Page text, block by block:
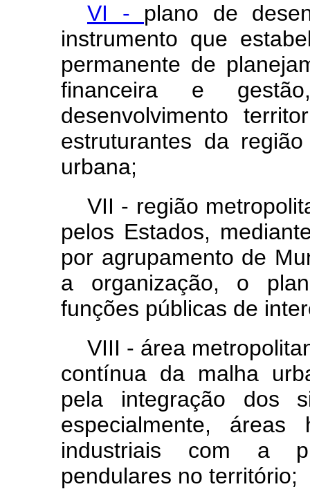
VI - plano de
instrumento que
permanente de
financeira e
desenvolvimento
estruturantes da
urbana;
VII - região
pelos Estados,
por agrupamento de
a organização, o
funções públicas de
VIII - área
contínua da malha
pela integração dos
especialmente,
industriais com a
pendulares no território;